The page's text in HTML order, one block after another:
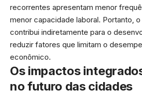
recorrentes apresentam menor
menor capacidade laboral. Portanto,
contribui indiretamente para o
reduzir fatores que limitam o
econômico.
Os impactos
no futuro das cidades